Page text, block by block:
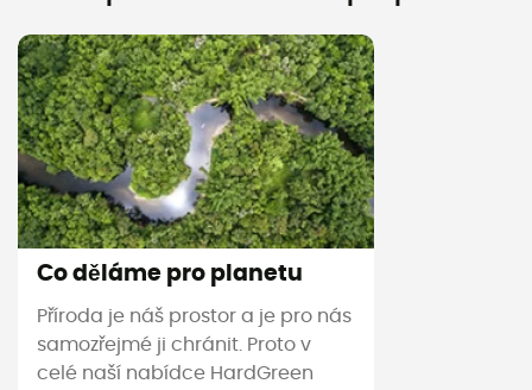
Co děláme pro planetu
Příroda je náš prostor a je pro nás
samozřejmé ji chránit. Proto v
celé naší nabídce HardGreen